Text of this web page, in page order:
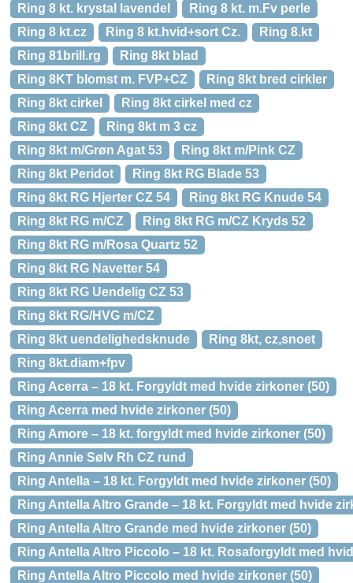
Ring 8 kt. krystal lavendel
Ring 8 kt. m.Fv perle
Ring 8 kt.cz
Ring 8 kt.hvid+sort Cz.
Ring 8.kt
Ring 81brill.rg
Ring 8kt blad
Ring 8KT blomst m. FVP+CZ
Ring 8kt bred cirkler
Ring 8kt cirkel
Ring 8kt cirkel med cz
Ring 8kt CZ
Ring 8kt m 3 cz
Ring 8kt m/Grøn Agat 53
Ring 8kt m/Pink CZ
Ring 8kt Peridot
Ring 8kt RG Blade 53
Ring 8kt RG Hjerter CZ 54
Ring 8kt RG Knude 54
Ring 8kt RG m/CZ
Ring 8kt RG m/CZ Kryds 52
Ring 8kt RG m/Rosa Quartz 52
Ring 8kt RG Navetter 54
Ring 8kt RG Uendelig CZ 53
Ring 8kt RG/HVG m/CZ
Ring 8kt uendelighedsknude
Ring 8kt, cz,snoet
Ring 8kt.diam+fpv
Ring Acerra – 18 kt. Forgyldt med hvide zirkoner (50)
Ring Acerra med hvide zirkoner (50)
Ring Amore – 18 kt. forgyldt med hvide zirkoner (50)
Ring Annie Sølv Rh CZ rund
Ring Antella – 18 kt. Forgyldt med hvide zirkoner (50)
Ring Antella Altro Grande – 18 kt. Forgyldt med hvide
Ring Antella Altro Grande med hvide zirkoner (50)
Ring Antella Altro Piccolo – 18 kt. Rosaforgyldt med
Ring Antella Altro Piccolo med hvide zirkoner (50)